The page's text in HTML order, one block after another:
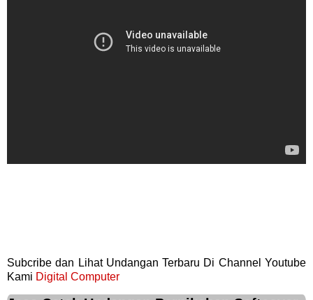
Subcribe dan Lihat Undangan Terbaru Di Channel Youtube
Kami Digital Computer